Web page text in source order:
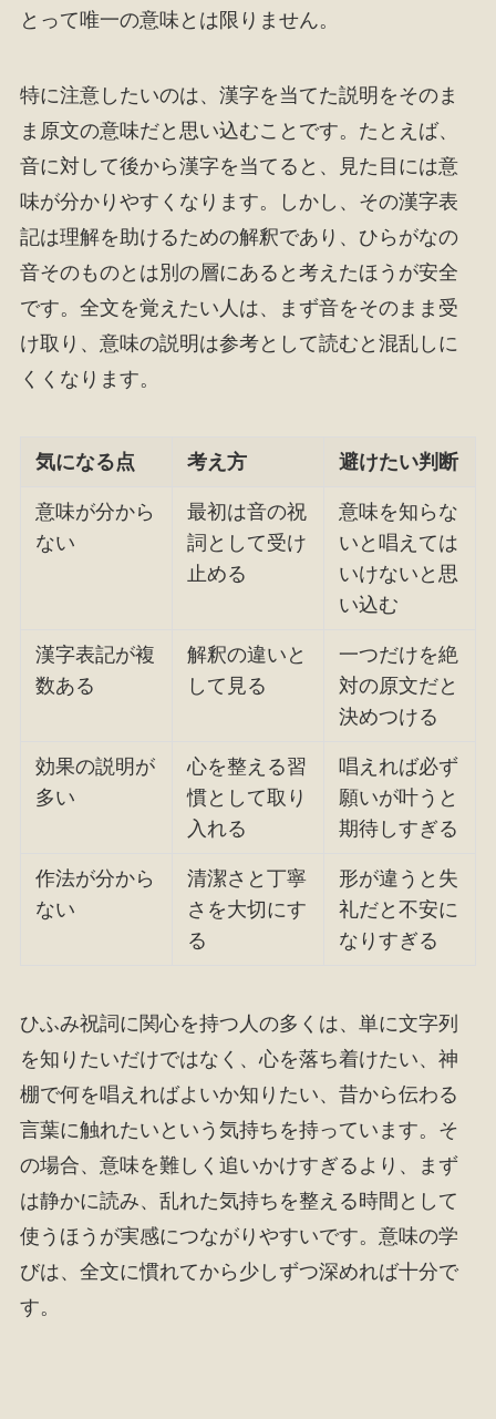
とって唯一の意味とは限りません。
特に注意したいのは、漢字を当てた説明をそのま
ま原文の意味だと思い込むことです。たとえば、
音に対して後から漢字を当てると、見た目には意
味が分かりやすくなります。しかし、その漢字表
記は理解を助けるための解釈であり、ひらがなの
音そのものとは別の層にあると考えたほうが安全
です。全文を覚えたい人は、まず音をそのまま受
け取り、意味の説明は参考として読むと混乱しに
くくなります。
気になる点 考え方 避けたい判断
意味が分から
ない
最初は音の祝
詞として受け
止める
意味を知らな
いと唱えては
いけないと思
い込む
漢字表記が複
数ある
解釈の違いと
して見る
一つだけを絶
対の原文だと
決めつける
効果の説明が
多い
心を整える習
慣として取り
入れる
唱えれば必ず
願いが叶うと
期待しすぎる
作法が分から
ない
清潔さと丁寧
さを大切にす
る
形が違うと失
礼だと不安に
なりすぎる
ひふみ祝詞に関心を持つ人の多くは、単に文字列
を知りたいだけではなく、心を落ち着けたい、神
棚で何を唱えればよいか知りたい、昔から伝わる
言葉に触れたいという気持ちを持っています。そ
の場合、意味を難しく追いかけすぎるより、まず
は静かに読み、乱れた気持ちを整える時間として
使うほうが実感につながりやすいです。意味の学
びは、全文に慣れてから少しずつ深めれば十分で
す。